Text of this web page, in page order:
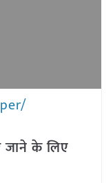
के लिए